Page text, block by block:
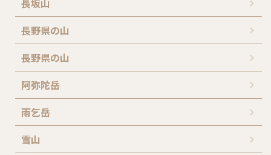
長坂山
長野県の山
長野県の山
阿弥陀岳
雨乞岳
雪山